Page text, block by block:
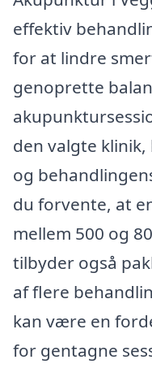
effektiv
for at lindre
genoprette
den valgte
og
du forvente, at
mellem 500 og
tilbyder også
af flere
kan være en
for gentagne